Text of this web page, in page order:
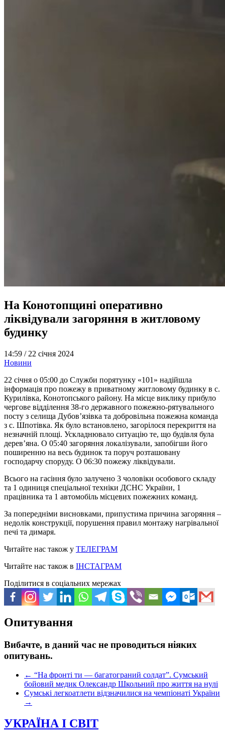
На Конотопщині оперативно
ліквідували загоряння в житловому
будинку
14:59 / 22 січня 2024
Новини
22 січня о 05:00 до Служби порятунку «101» надійшла
інформація про пожежу в приватному житловому будинку в с.
Курилівка, Конотопського району. На місце виклику прибуло
чергове відділення 38-го державного пожежно-рятувального
посту з селища Дубов’язівка та добровільна пожежна команда
з с. Шпотівка. Як було встановлено, загорілося перекриття на
незначній площі. Ускладнювало ситуацію те, що будівля була
дерев’яна. О 05:40 загоряння локалізували, запобігши його
поширенню на весь будинок та поруч розташовану
господарчу споруду. О 06:30 пожежу ліквідували.
Всього на гасіння було залучено 3 чоловіки особового складу
та 1 одиниця спеціальної техніки ДСНС України, 1
працівника та 1 автомобіль місцевих пожежних команд.
За попередніми висновками, припустима причина загоряння –
недолік конструкції, порушення правил монтажу нагрівальної
печі та димаря.
Читайте нас також у ТЕЛЕГРАМ
Читайте нас також в ІНСТАГРАМ
Поділитися в соціальних мережах
Опитування
Вибачте, в даний час не проводиться ніяких
опитувань.
← “На фронті ти — багатограний солдат”. Сумський
бойовий медик Олександр Школьний про життя на нулі
Сумські легкоатлети відзначилися на чемпіонаті України
→
УКРАЇНА І СВІТ